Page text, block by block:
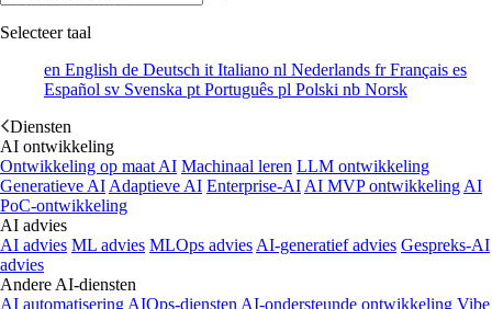
Selecteer taal
en English de Deutsch it Italiano nl Nederlands frFrançais es
Español sv Svenska pt Português pl Polski nb Norsk
Diensten
AI ontwikkeling
Ontwikkeling op maat AI Machinaal leren LLM ontwikkeling
Generatieve AI Adaptieve AI Enterprise-AI AI MVP ontwikkeling AI
PoC-ontwikkeling
AI advies
AI advies ML advies MLOps advies AI-generatief advies Gespreks-AI
advies
Andere AI-diensten
AI automatisering AIOps-diensten AI-ondersteunde ontwikkeling Vibe